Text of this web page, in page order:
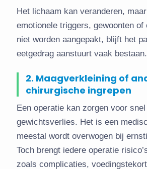
Het lichaam kan veranderen,
emotionele triggers, gewoonten of
niet worden aangepakt, blijft het
eetgedrag aanstuurt vaak bestaan.
2. Maagverkleining of
chirurgische ingrepen
Een operatie kan zorgen voor
gewichtsverlies. Het is een
meestal wordt overwogen bij
Toch brengt iedere operatie
zoals complicaties,